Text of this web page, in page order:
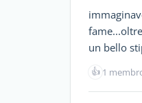
un bello
👍 1